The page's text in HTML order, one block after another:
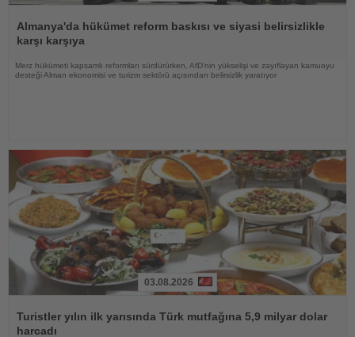
Oku
Almanya'da hükümet reform baskısı ve siyasi belirsizlikle
karşı karşıya
Merz hükümeti kapsamlı reformları sürdürürken, AfD'nin yükselişi ve zayıflayan kamuoyu
desteği Alman ekonomisi ve turizm sektörü açısından belirsizlik yaratıyor
Oku
03.08.2026
Turistler yılın ilk yarısında Türk mutfağına 5,9 milyar dolar
harcadı